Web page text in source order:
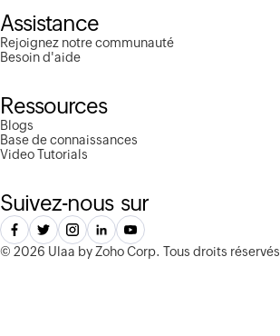
Assistance
Rejoignez notre communauté
Besoin d'aide
Ressources
Blogs
Base de connaissances
Video Tutorials
Suivez-nous sur
© 2026 Ulaa by Zoho Corp. Tous droits réservés